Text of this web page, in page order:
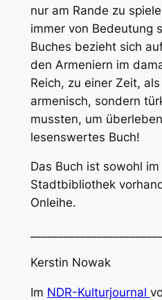
nur am Rande zu
immer von Bedeutung
Buches bezieht sich
den Armeniern im
Reich, zu einer Zeit,
armenisch, sondern
mussten, um
lesenswertes Buch!
Das Buch ist sowohl
Stadtbibliothek
Onleihe.
Kerstin Nowak
Im NDR-Kulturjournal